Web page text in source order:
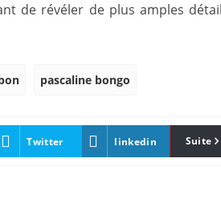
de révéler de plus amples
pascaline bongo
Twitter linkedin Suite